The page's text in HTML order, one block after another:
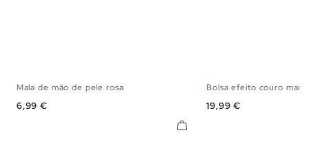
Mala de mão de pele rosa
Preço
6,99 €
Bolsa efeito couro
Preço
19,99 €